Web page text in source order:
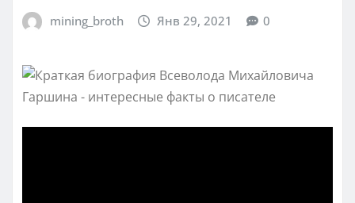
mining_broth Янв 29, 2021 0